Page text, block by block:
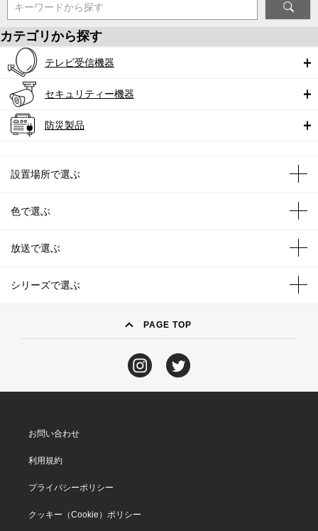
キーワードから探す
カテゴリから探す
テレビ受信機器
セキュリティー機器
防災製品
設置場所で選ぶ
色で選ぶ
放送で選ぶ
シリーズで選ぶ
PAGE TOP
お問い合わせ
利用規約
プライバシーポリシー
クッキー（Cookie）ポリシー